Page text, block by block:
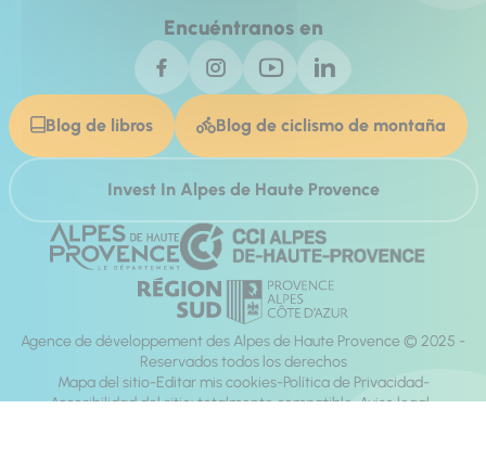
Encuéntranos en
Blog de libros Blog de ciclismo de montaña
Invest In Alpes de Haute Provence
Agence de développement des Alpes de Haute Provence © 2025 -
Reservados todos los derechos
Mapa del sitio Editar mis cookies Política de Privacidad
Accesibilidad del sitio: totalmente compatible Aviso legal